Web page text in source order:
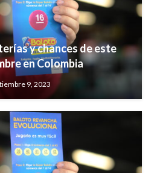
y chances de este
en Colombia
9, 2023